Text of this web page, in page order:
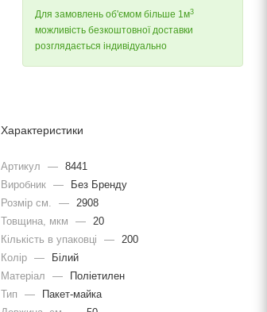
Для замовлень об'ємом більше 1м3
можливість безкоштовної доставки
розглядається індивідуально
Характеристики
Артикул — 8441
Виробник —
Без Бренду
Розмір см.
—
2908
Товщина, мкм
—
20
Кількість в упаковці
—
200
Колір —
Білий
Матеріал
—
Поліетилен
Тип
—
Пакет-майка